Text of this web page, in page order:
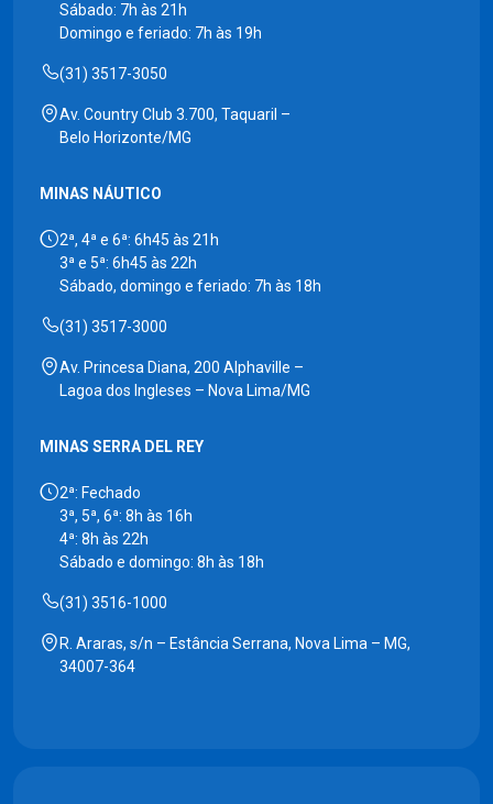
Sábado: 7h às 21h
Domingo e feriado: 7h às 19h
(31) 3517-3050
Av. Country Club 3.700, Taquaril –
Belo Horizonte/MG
MINAS NÁUTICO
2ª, 4ª e 6ª: 6h45 às 21h
3ª e 5ª: 6h45 às 22h
Sábado, domingo e feriado: 7h às 18h
(31) 3517-3000
Av. Princesa Diana, 200 Alphaville –
Lagoa dos Ingleses – Nova Lima/MG
MINAS SERRA DEL REY
2ª: Fechado
3ª, 5ª, 6ª: 8h às 16h
4ª: 8h às 22h
Sábado e domingo: 8h às 18h
(31) 3516-1000
R. Araras, s/n – Estância Serrana, Nova Lima – MG,
34007-364